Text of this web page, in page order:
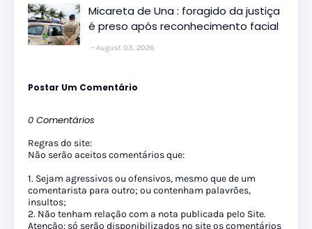
Micareta de Una : foragido da justiça
é preso após reconhecimento facial
August 03, 2026
Postar Um Comentário
0 Comentários
Regras do site:
Não serão aceitos comentários que:
1. Sejam agressivos ou ofensivos, mesmo que de um
comentarista para outro; ou contenham palavrões,
insultos;
2. Não tenham relação com a nota publicada pelo Site.
Atenção: só serão disponibilizados no site os comentários